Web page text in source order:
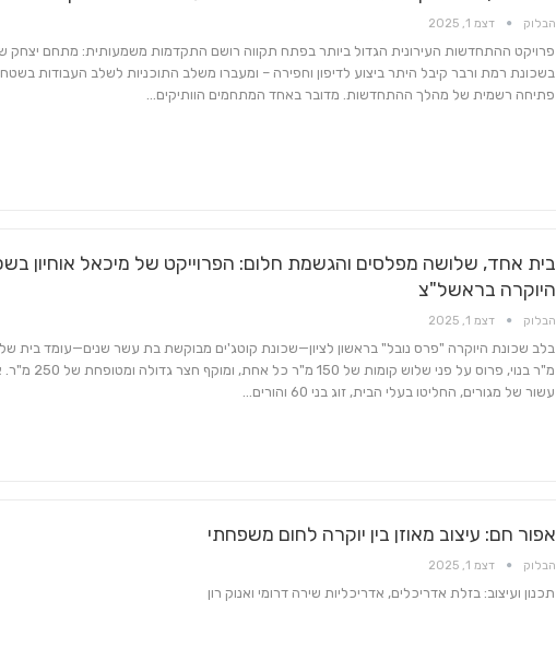
הבלוק דצמ 1, 2025
פרויקט ההתחדשות העירונית הגדול ביותר בפתח תקווה רושם התקדמות משמעותית: מתחם יצחק
בשכונת רמת ורבר קיבל היתר ביצוע לדיפון וחפירה – ומעברו משלב התוכניות לשלב העבודות
פתיחה רשמית של מהלך ההתחדשות. מדובר באחד המתחמים הוותיקים…
בית אחד, שלושה מפלסים והגשמת חלום: הפרוייקט של מיכאל אוחיון
היוקרה בראשל"צ
הבלוק דצמ 1, 2025
מ"ר בנוי, פרוס על פני שלוש קומות של 150 מ"ר
עשור של מגורים, החליטו בעלי הבית, זוג בני 60 והורים…
אפור חם: עיצוב מאוזן בין יוקרה לחום משפחתי
הבלוק דצמ 1, 2025
תכנון ועיצוב: בזלת אדריכלים, אדריכליות שירה דרומי ואנוק רון